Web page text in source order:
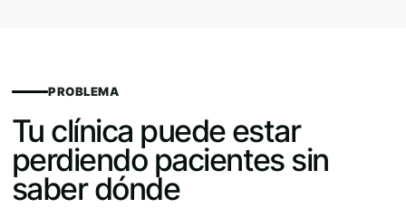
PROBLEMA
Tu clínica puede estar
perdiendo pacientes sin
saber dónde